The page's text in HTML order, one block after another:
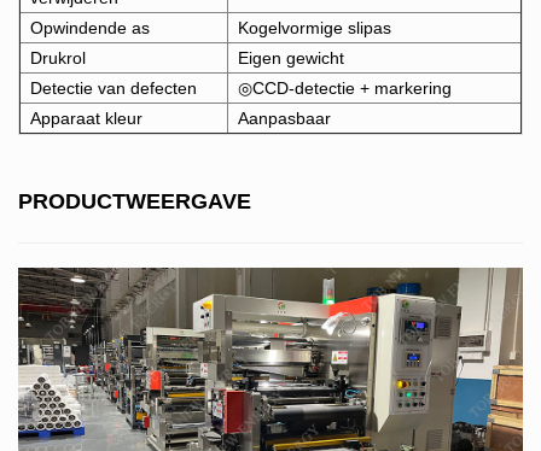
Opwindende as
Kogelvormige slipas
Drukrol
Eigen gewicht
Detectie van defecten
◎CCD-detectie + markering
Apparaat kleur
Aanpasbaar
PRODUCTWEERGAVE